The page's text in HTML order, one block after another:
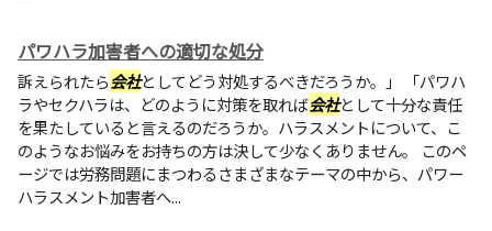
パワハラ加害者への適切な処分
訴えられたら会社としてどう対処するべきだろうか。」 「パワハ
ラやセクハラは、どのように対策を取れば会社として十分な責任
を果たしていると言えるのだろうか。ハラスメントについて、こ
のようなお悩みをお持ちの方は決して少なくありません。 このペ
ージでは労務問題にまつわるさまざまなテーマの中から、パワー
ハラスメント加害者へ...